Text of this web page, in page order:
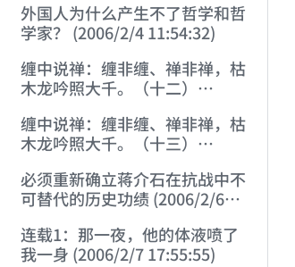
外国人为什么产生不了哲学和哲
学家？ (2006/2/4 11:54:32)
缠中说禅：缠非缠、禅非禅，枯
木龙吟照大千。（十二）
缠中说禅：缠非缠、禅非禅，枯
木龙吟照大千。（十三）
必须重新确立蒋介石在抗战中不
可替代的历史功绩 (2006/2/6
连载1：那一夜，他的体液喷了
我一身 (2006/2/7 17:55:55)